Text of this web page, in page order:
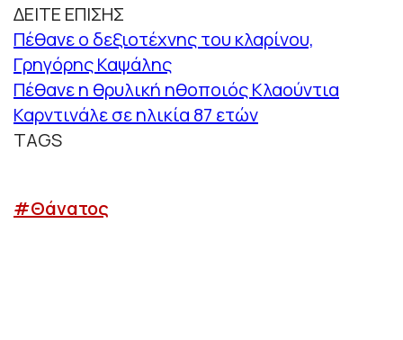
ΔΕΙΤΕ ΕΠΙΣΗΣ
Πέθανε ο δεξιοτέχνης του κλαρίνου,
Γρηγόρης Καψάλης
Πέθανε η θρυλική ηθοποιός Κλαούντια
Καρντινάλε σε ηλικία 87 ετών
TAGS
#Θάνατος